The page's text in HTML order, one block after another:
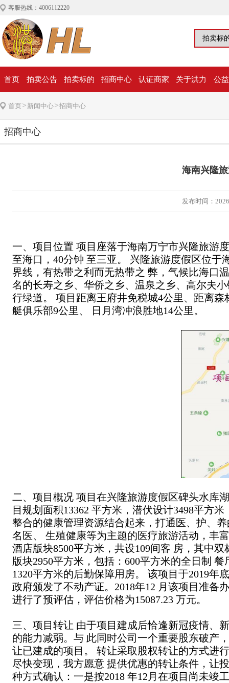
客服热线：4006112220
首页 拍卖公告 拍卖标的 招商中心 认证商家 关于洪力 公
首页> 新闻中心>招商中心
招商中心
海南兴隆
发布时间：
一、项目位置 项目座落于海南万宁市兴隆旅游
至海口，40分钟 至三亚。 兴隆旅游度假区位于
界线，有热带之利而无热带之 弊，气候比海口
名的长寿之乡、华侨之乡、温泉之乡、高尔夫
行绿道。 项目距离王府井免税城4公里、距离
艇俱乐部9公里、
日月湾冲浪胜地14公里。
二、项目概况 项目在兴隆旅游度假区碑头水库
目规划面积13362 平方米，潜伏设计3498平方米
整合的健康管理资源结合起来，打通医、护、
名医、 生殖健康等为主题的医疗旅游活动，丰
酒店版块8500平方米，共设109间客 房，其中双
版块2950平方米，包括：600平方米的全日制 餐
1320平方米的后勤保障用房。 该项目于2019年
政府颁发了不动产证。2018年12 月该项目准备
进行了预评估，评估价格为15087.23 万元。
三、项目转让 由于项目建成后恰逢新冠疫情、
的能力减弱。与 此同时公司一个重要股东破产
让已建成的项目。 转让采取股权转让的方式进
尽快变现，我方愿意 提供优惠的转让条件，让
种方式确认：一是按2018 年12月在项目尚未竣